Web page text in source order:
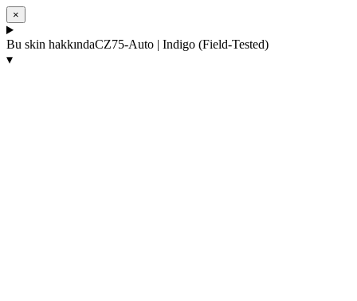
×
Bu skin hakkındaCZ75-Auto | Indigo (Field-Tested)
▾